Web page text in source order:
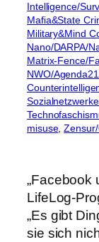
Intelligence/
Mafia&State
Military&Mind
Nano/DARPA/
Matrix-Fence/
NWO/
misuse,
„Facebook
LifeLog-
„Es gibt
sie sich